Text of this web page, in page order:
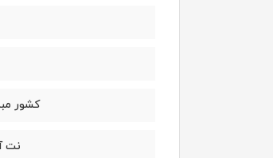
کشور
نت